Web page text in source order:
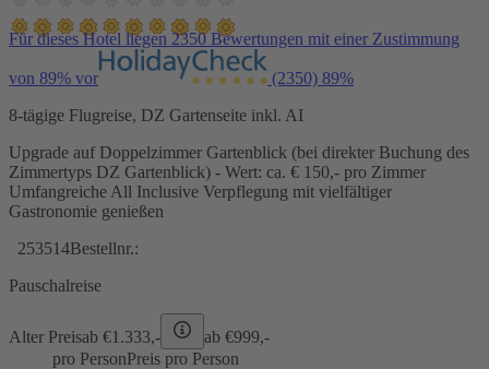
Für dieses Hotel liegen 2350 Bewertungen mit einer Zustimmung
von 89% vor (2350) 89%
8-tägige Flugreise, DZ Gartenseite inkl. AI
Upgrade auf Doppelzimmer Gartenblick (bei direkter Buchung des
Zimmertyps DZ Gartenblick) - Wert: ca. € 150,- pro Zimmer
Umfangreiche All Inclusive Verpflegung mit vielfältiger
Gastronomie genießen
253514Bestellnr.:
Pauschalreise
Alter Preisab €1.333,- ab €999,-
pro PersonPreis pro Person